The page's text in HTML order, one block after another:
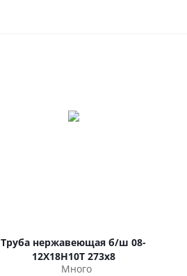
Труба нержавеющая б/ш 08-
12Х18Н10Т 273х8
Много